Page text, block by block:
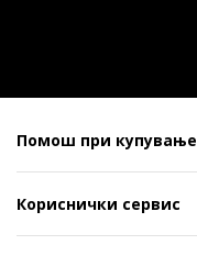
Помош при купување
Кориснички сервис